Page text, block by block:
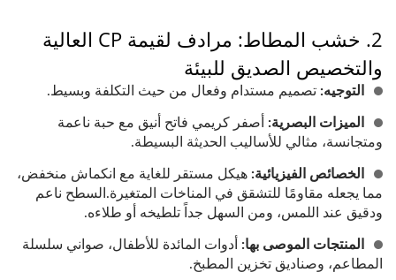
2. خشب المطاط: مرادف لقيمة CP العالية
والتخصيص الصديق للبيئة
التوجيه: تصميم مستدام وفعال من حيث التكلفة وبسيط.
الميزات البصرية:
أصفر كريمي فاتح أنيق مع حبة ناعمة
ومتجانسة، مثالي للأساليب الحديثة البسيطة.
الخصائص الفيزيائية: هيكل مستقر للغاية مع انكماش منخفض،
مما يجعله مقاومًا للتشقق في المناخات المتغيرة.السطح ناعم
ودقيق عند اللمس، ومن السهل جداً تلطيخه أو طلاءه.
المنتجات الموصى بها: أدوات المائدة للأطفال، صواني سلسلة
المطاعم، وصناديق تخزين المطبخ.